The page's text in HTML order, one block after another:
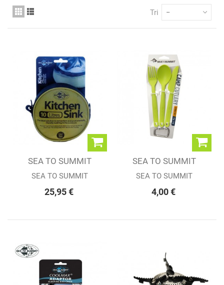
Tri --
SEA TO SUMMIT
BASSINE...
SEA TO SUMMIT
25,95 €
SEA TO SUMMIT
3piece Cutlery Set...
SEA TO SUMMIT
4,00 €